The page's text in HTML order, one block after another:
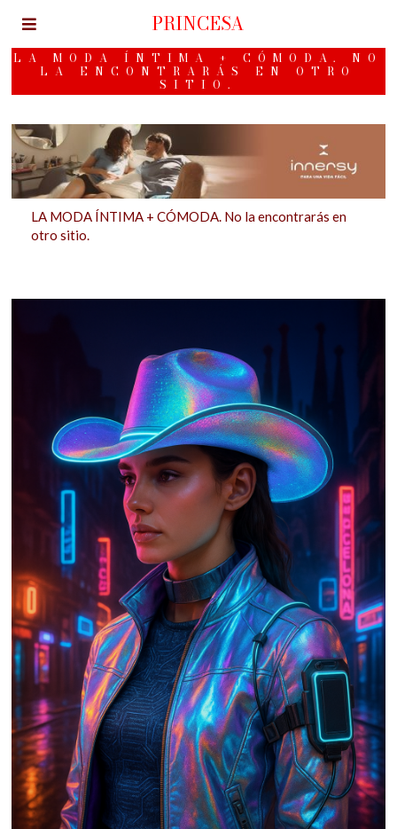
LA MODA ÍNTIMA + CÓMODA. NO
LA ENCONTRARÁS EN OTRO
SITIO.
LA MODA ÍNTIMA + CÓMODA. No la encontrarás en
otro sitio.
PRINCESA